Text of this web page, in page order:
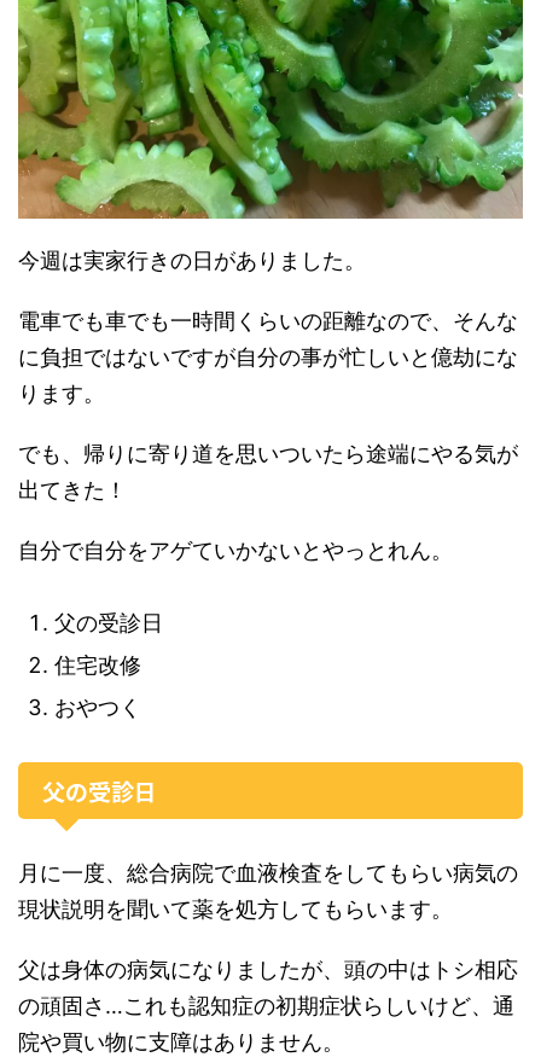
今週は実家行きの日がありました。
電車でも車でも一時間くらいの距離なので、そんな
に負担ではないですが自分の事が忙しいと億劫にな
ります。
でも、帰りに寄り道を思いついたら途端にやる気が
出てきた！
自分で自分をアゲていかないとやっとれん。
父の受診日
住宅改修
おやつく
父の受診日
月に一度、総合病院で血液検査をしてもらい病気の
現状説明を聞いて薬を処方してもらいます。
父は身体の病気になりましたが、頭の中はトシ相応
の頑固さ…これも認知症の初期症状らしいけど、通
院や買い物に支障はありません。